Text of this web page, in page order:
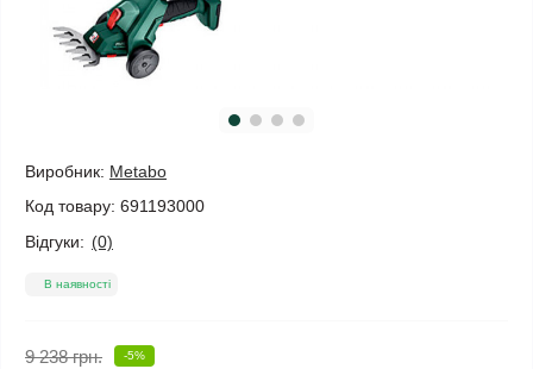
Виробник: Metabo
Код товару: 691193000
Відгуки: (0)
В наявності
9 238 грн. -5%